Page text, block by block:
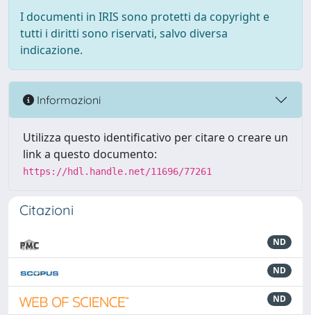
I documenti in IRIS sono protetti da copyright e
tutti i diritti sono riservati, salvo diversa
indicazione.
Informazioni
Utilizza questo identificativo per citare o creare un
link a questo documento:
https://hdl.handle.net/11696/77261
Citazioni
ND
ND
ND